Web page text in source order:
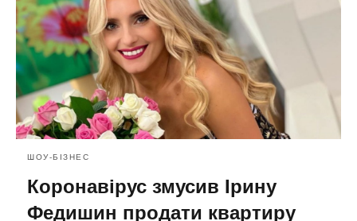
ШОУ-БІЗНЕС
Коронавірус змусив Ірину
Федишин продати квартиру